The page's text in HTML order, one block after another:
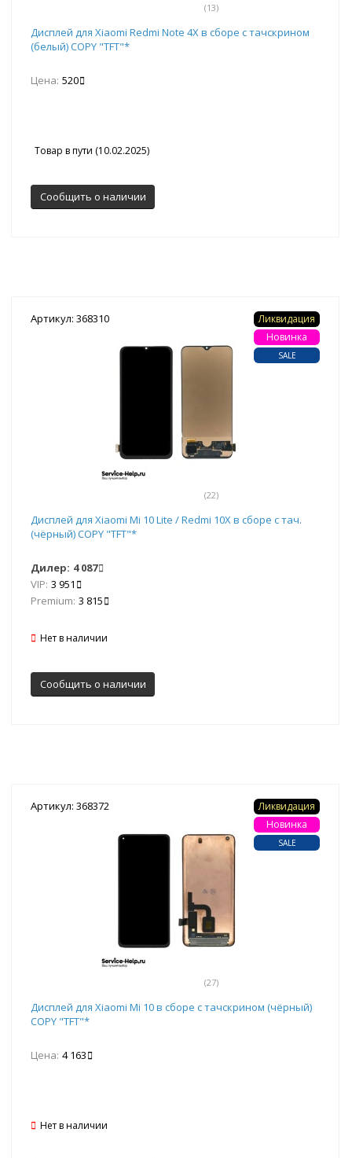
(13)
Дисплей для Xiaomi Redmi Note 4X в сборе с тачскрином
(белый) COPY "TFT"*
Цена: 520
Товар в пути (10.02.2025)
Сообщить о наличии
Артикул: 368310
(22)
Ликвидация
Новинка
SALE
Дисплей для Xiaomi Mi 10 Lite / Redmi 10X в сборе с тач.
(чёрный) COPY "TFT"*
Дилер: 4 087
VIP: 3 951
Premium: 3 815
Нет в наличии
Сообщить о наличии
Артикул: 368372
(27)
Ликвидация
Новинка
SALE
Дисплей для Xiaomi Mi 10 в сборе с тачскрином (чёрный)
COPY "TFT"*
Цена: 4 163
Нет в наличии